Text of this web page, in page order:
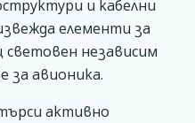
и кабелни
елементи за
независим
за авионика.
активно